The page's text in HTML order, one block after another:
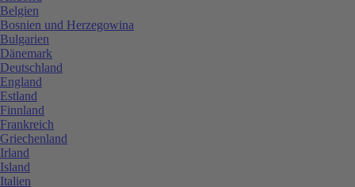
Belgien
Bosnien und Herzegowina
Bulgarien
Dänemark
Deutschland
England
Estland
Finnland
Frankreich
Griechenland
Irland
Island
Italien